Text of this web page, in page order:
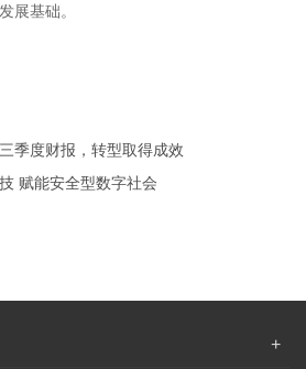
展基础。
季度财报，转型取得成效
赋能安全型数字社会